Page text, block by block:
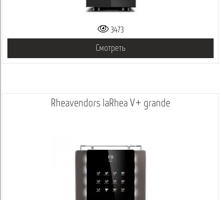
3473
Смотреть
Rheavendors laRhea V+ grande